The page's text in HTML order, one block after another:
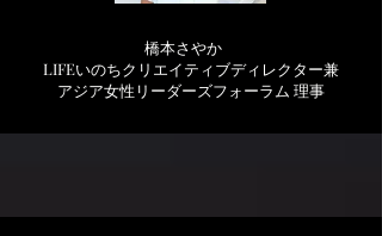
橋本さやか
​LIFEいのちクリエイティブディレクター兼
アジア女性リーダーズフォーラム 理事